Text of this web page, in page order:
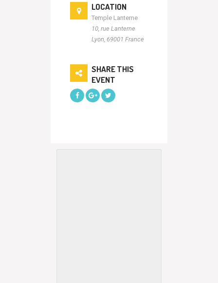
LOCATION
Temple Lanterne
10, rue Lanterne
Lyon 69001 France
SHARE THIS
EVENT